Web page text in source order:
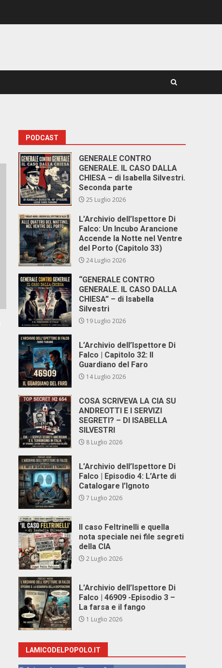
PODCAST
GENERALE CONTRO
GENERALE. IL CASO DALLA
CHIESA – di Isabella Silvestri.
Seconda parte
25 Luglio 2026
L’Archivio dell’Ispettore Di
Falco: Un Incubo Arancione
Accende la Notte nel Ventre
del Porto (Capitolo 33)
24 Luglio 2026
“GENERALE CONTRO
GENERALE. IL CASO DALLA
CHIESA” – di Isabella
Silvestri
19 Luglio 2026
L’Archivio dell’Ispettore Di
Falco | Capitolo 32: Il
Guardiano del Faro
14 Luglio 2026
COSA SCRIVEVA LA CIA SU
ANDREOTTI E I SERVIZI
SEGRETI? – DI ISABELLA
SILVESTRI
8 Luglio 2026
L’Archivio dell’Ispettore Di
Falco | Episodio 4: L’Arte di
Catalogare l’Ignoto
7 Luglio 2026
Il caso Feltrinelli e quella
nota speciale nei file segreti
della CIA
2 Luglio 2026
L’Archivio dell’Ispettore Di
Falco | 46909 -Episodio 3 –
La farsa e il fango
1 Luglio 2026
LAMICODELPOPOLO.IT